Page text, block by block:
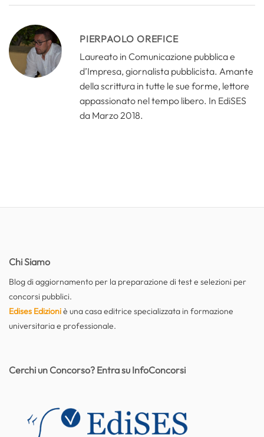
PIERPAOLO OREFICE
Laureato in Comunicazione pubblica e
d’Impresa, giornalista pubblicista. Amante
della scrittura in tutte le sue forme, lettore
appassionato nel tempo libero. In EdiSES
da Marzo 2018.
Chi Siamo
Blog di aggiornamento per la preparazione di test e selezioni per
concorsi pubblici.
Edises Edizioniè una casa editrice specializzata in formazione
universitaria e professionale.
Cerchi un Concorso? Entra su InfoConcorsi